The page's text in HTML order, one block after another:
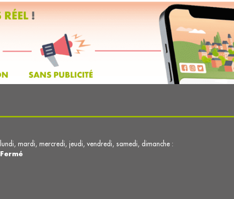
lundi, mardi, mercredi, jeudi, vendredi, samedi, dimanche :
Fermé